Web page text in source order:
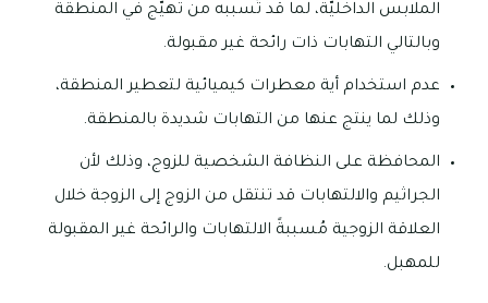
الملابس الداخليّة، لما قد تُسببه من تهيّج في المنطقة
وبالتالي التهابات ذات رائحة غير مقبولة.
عدم استخدام أية معطرات كيميائية لتعطير المنطقة،
وذلك لما ينتج عنها من التهابات شديدة بالمنطقة.
المحافظة على النظافة الشخصية للزوج، وذلك لأن
الجراثيم والالتهابات قد تنتقل من الزوج إلى الزوجة خلال
العلاقة الزوجية مُسببةً الالتهابات والرائحة غير المقبولة
للمهبل.